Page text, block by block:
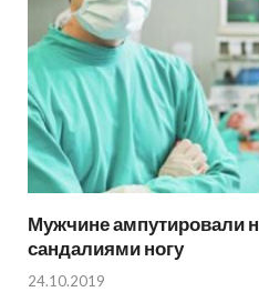
Мужчине ампутировали
сандалиями ногу
24.10.2019